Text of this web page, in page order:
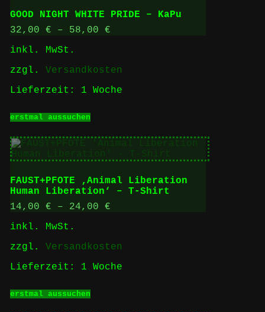
auf.
Die
Optionen
Produktseite
werden
GOOD NIGHT WHITE PRIDE – KaPu
32,00 € – 58,00 €
inkl. MwSt.
zzgl. Versandkosten
Lieferzeit: 1 Woche
erstmal aussuchenProdukt
mehrere
Varianten
auf.
Die
Optionen
können
auf
werden
FAUST+PFOTE ‚Animal Liberation
Human Liberation‘ – T-Shirt
14,00 € – 24,00 €
inkl. MwSt.
zzgl. Versandkosten
Lieferzeit: 1 Woche
erstmal aussuchenProdukt